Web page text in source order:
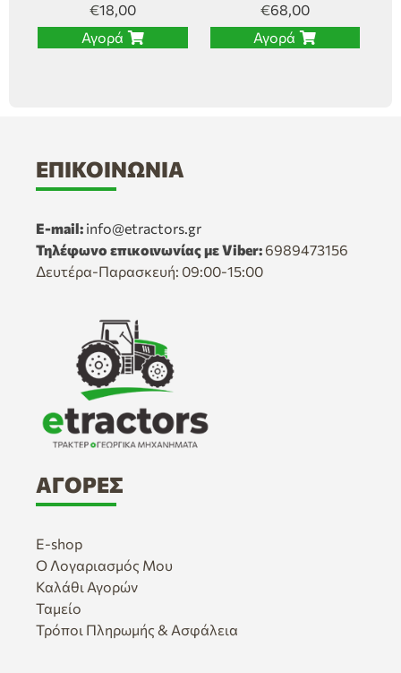
€18,00
Αγορά
€68,00
Αγορά
ΕΠΙΚΟΙΝΩΝΊΑ
E-mail: info@etractors.gr
Τηλέφωνο επικοινωνίας με Viber: 6989473156
Δευτέρα-Παρασκευή: 09:00-15:00
ΑΓΟΡΈΣ
E-shop
Ο Λογαριασμός Μου
Καλάθι Αγορών
Ταμείο
Τρόποι Πληρωμής & Ασφάλεια